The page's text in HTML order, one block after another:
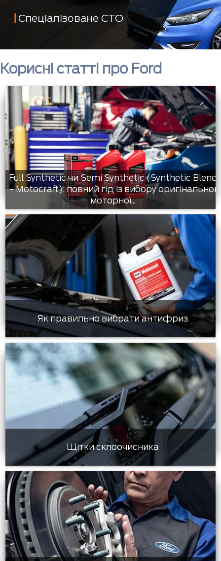
Спеціалізоване СТО
Корисні статті про Ford
Full Synthetic чи Semi Synthetic (Synthetic Blend
- Motocraft): повний гід із вибору оригінальної
моторної...
Як правильно вибрати антифриз
Щітки склоочисника